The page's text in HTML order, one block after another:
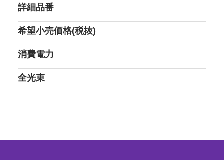
詳細品番
希望小売価格(税抜)
消費電力
全光束